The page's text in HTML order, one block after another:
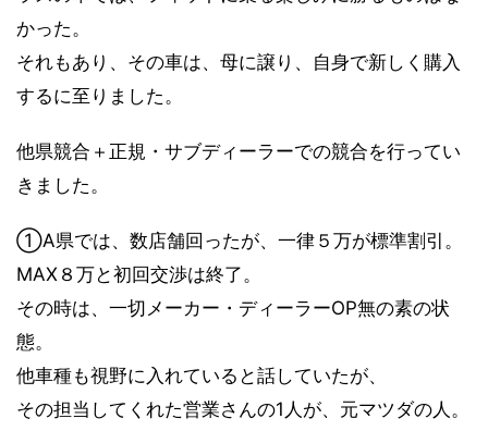
かった。
それもあり、その車は、母に譲り、自身で新しく購入
するに至りました。
他県競合＋正規・サブディーラーでの競合を行ってい
きました。
①A県では、数店舗回ったが、一律５万が標準割引。
MAX８万と初回交渉は終了。
その時は、一切メーカー・ディーラーOP無の素の状
態。
他車種も視野に入れていると話していたが、
その担当してくれた営業さんの1人が、元マツダの人。